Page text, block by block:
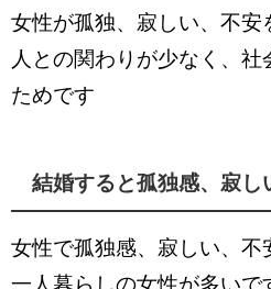
女性が孤独、寂しい、不安
人との関わりが少なく、
ためです
結婚すると孤独感、寂し
女性で孤独感、寂しい、不
一人暮らしの女性が多いで